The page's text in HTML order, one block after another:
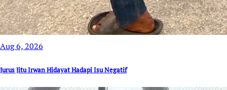
Aug 6, 2026
Jurus Jitu Irwan Hidayat Hadapi Isu Negatif